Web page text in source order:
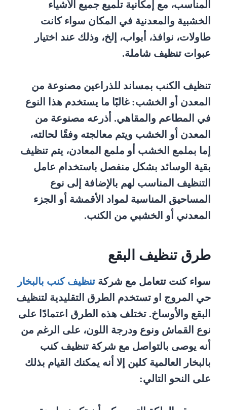
المناسب، مع إمكانية تلميع جميع الأشياء
الخشبية والمعدنية في المكان سواء كانت
طاولات، نوافذ، أبواب، إلخ، وذلك عند اختيار
عبوات تنظيف شاملة.
تنظيف الكنب بمساند للذراعين مصنوعة من
المعدن أو الخشب: غالبًا ما يستخدم هذا النوع
في المطاعم والمقاهي. أذرعه مصنوعة من
المعدن أو الخشب ويتم معالجته وفقًا لحالته،
إما بملمع الخشب أو ملمع المعادن، يتم تنظيف
بقية الوسائد بشكل منفصل باستخدام عامل
التنظيف المناسب لهم بالإضافة إلى نوع
المساحيق المناسبة لمواد الأقمشة أو الجزء
المعدني أو الخشبي من الكنب.
طرق تنظيف البقع
سواء كنت تتعامل مع شركة تنظيف كنب بالبخار
حي المروج او تستخدم الطرق التقليدية لتنظيف
البقع والأوساخ. تختلف هذه الطرق اعتمادًا على
نوع القماش ونوع ودرجة اللون، على الرغم من
أنه يوصى بالتواصل مع شركة تنظيف كنب
بالبخار العالمية كلين إلا أنه يمكنك القيام بذلك
على النحو التالي: